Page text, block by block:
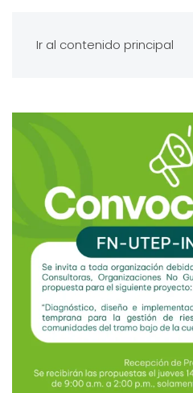
Ir al contenido principal